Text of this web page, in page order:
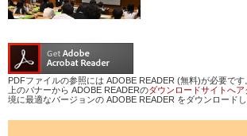
PDFファイルの参照には ADOBE READER (無料)が必要です
上のバナーから ADOBE READERのダウンロードサイトへア
境に最適なバージョンの ADOBE READER をダウンロードし